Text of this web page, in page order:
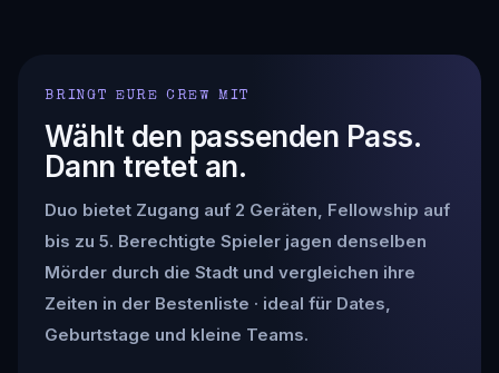
BRINGT EURE CREW MIT
Wählt den passenden Pass.
Dann tretet an.
Duo bietet Zugang auf 2 Geräten, Fellowship auf
bis zu 5. Berechtigte Spieler jagen denselben
Mörder durch die Stadt und vergleichen ihre
Zeiten in der Bestenliste · ideal für Dates,
Geburtstage und kleine Teams.